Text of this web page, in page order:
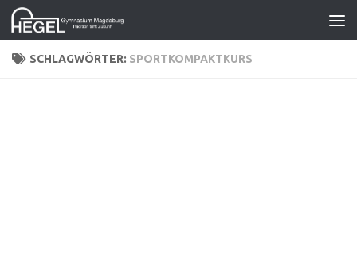
Zum Inhalt springen
SCHLAGWÖRTER: SPORTKOMPAKTKURS